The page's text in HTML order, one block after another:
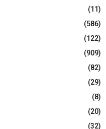
(11)
(586)
(122)
(909)
(82)
(29)
(8)
(20)
(32)